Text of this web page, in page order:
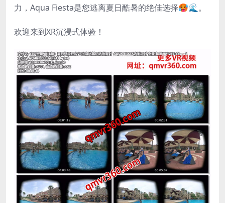
力，Aqua Fiesta是您逃离夏日酷暑的绝佳选择🥵🌊。
欢迎来到XR沉浸式体验！